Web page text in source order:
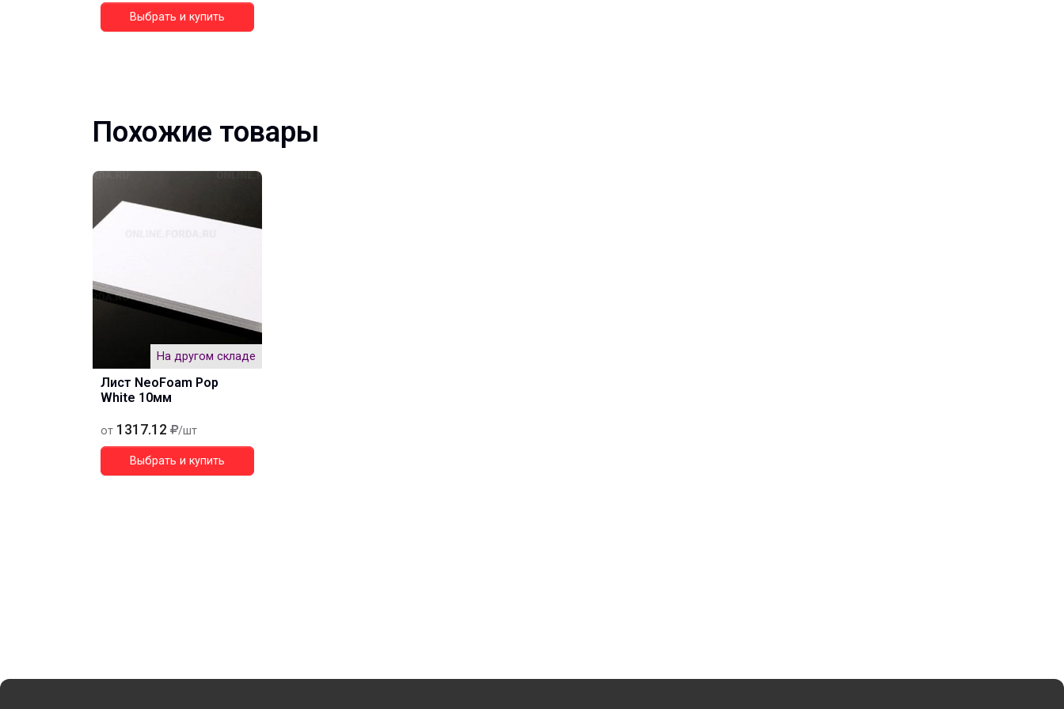
Выбрать и купить
Похожие товары
На другом складе
Лист NeoFoam Pop
White 10мм
от 1317.12 /шт
Выбрать и купить